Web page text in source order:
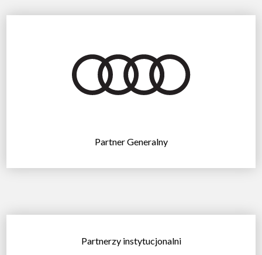
Partner Generalny
Partnerzy instytucjonalni